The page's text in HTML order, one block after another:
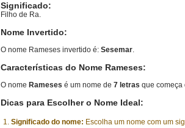
Significado:
Filho de Ra.
Nome Invertido:
O nome Rameses invertido é: Sesemar.
Características do Nome Rameses:
O nome Rameses é um nome de 7 letras que começa
Dicas para Escolher o Nome Ideal:
Significado do nome: Escolha um nome com um